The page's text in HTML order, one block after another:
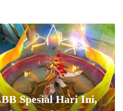
Spesial Hari Ini,